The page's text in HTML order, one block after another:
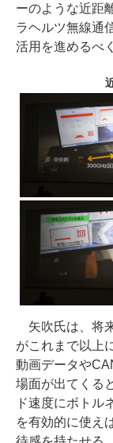
ーのような近距
ラヘルツ無線通
活用を進めるべ
矢吹氏は、将
がこれまで以上
動画データや
場面が出てくる
ド速度にボトル
を有効的に使え